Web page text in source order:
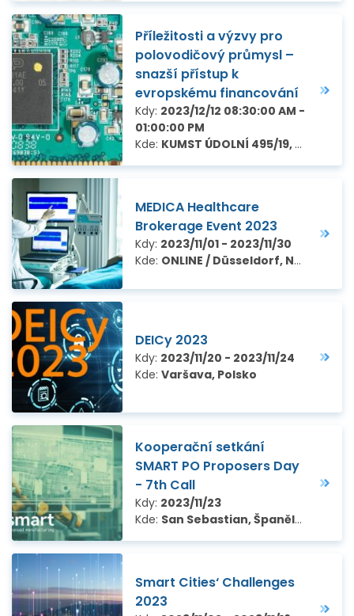
Příležitosti a výzvy pro
polovodičový průmysl –
snazší přístup k
evropskému financování
Kdy: 2023/12/12 08:30:00 AM -
01:00:00 PM
Kde: KUMST ÚDOLNÍ 495/19, Brno
MEDICA Healthcare
Brokerage Event 2023
Kdy: 2023/11/01 - 2023/11/30
Kde: ONLINE / Düsseldorf, Německo
DEICy 2023
Kdy: 2023/11/20 - 2023/11/24
Kde: Varšava, Polsko
Kooperační setkání
SMART PO Proposers Day
- 7th Call
Kdy: 2023/11/23
Kde: San Sebastian, Španělsko
Smart Cities‘ Challenges
2023